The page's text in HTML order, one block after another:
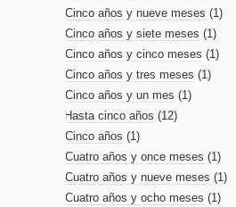
Cinco años y nueve meses (1)
Cinco años y siete meses (1)
Cinco años y cinco meses (1)
Cinco años y tres meses (1)
Cinco años y un mes (1)
Hasta cinco años (12)
Cinco años (1)
Cuatro años y once meses (1)
Cuatro años y nueve meses (1)
Cuatro años y ocho meses (1)